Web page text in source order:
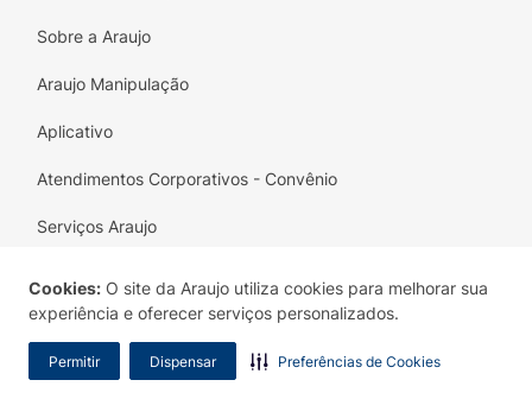
Cookies: O site da Araujo utiliza cookies para melhorar sua
experiência e oferecer serviços personalizados.
Permitir Dispensar Preferências de Cookies
Sobre a Araujo
Araujo Manipulação
Aplicativo
Atendimentos Corporativos - Convênio
Serviços Araujo
Lojas
Programa Araujo Médico